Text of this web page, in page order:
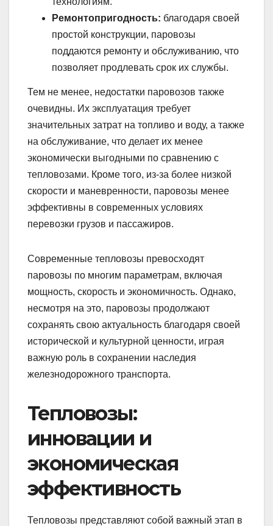
Ремонтопригодность: благодаря своей
простой конструкции, паровозы
поддаются ремонту и обслуживанию, что
позволяет продлевать срок их службы.
Тем не менее, недостатки паровозов также
очевидны. Их эксплуатация требует
значительных затрат на топливо и воду, а также
на обслуживание, что делает их менее
экономически выгодными по сравнению с
тепловозами. Кроме того, из-за более низкой
скорости и маневренности, паровозы менее
эффективны в современных условиях
перевозки грузов и пассажиров.
Современные тепловозы превосходят
паровозы по многим параметрам, включая
мощность, скорость и экономичность. Однако,
несмотря на это, паровозы продолжают
сохранять свою актуальность благодаря своей
исторической и культурной ценности, играя
важную роль в сохранении наследия
железнодорожного транспорта.
Тепловозы:
инновации и
экономическая
эффективность
Тепловозы представляют собой важный этап в